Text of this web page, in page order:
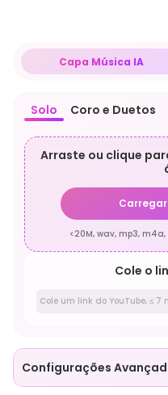
Capa Música IA
Solo Coro e Duetos
Arraste ou clique
<20M, wav, mp3,
Cole o
Configurações